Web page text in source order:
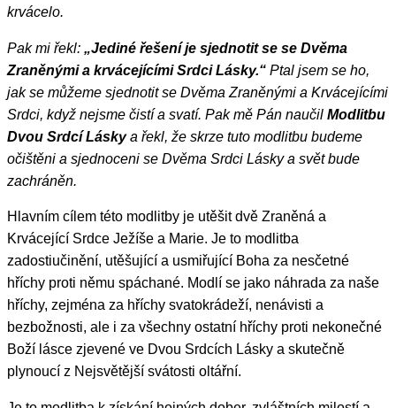
krvácelo.
Pak mi řekl: „Jediné řešení je sjednotit se se Dvěma
Zraněnými a krvácejícími Srdci Lásky.“ Ptal jsem se ho,
jak se můžeme sjednotit se Dvěma Zraněnými a Krvácejícími
Srdci, když nejsme čistí a svatí. Pak mě Pán naučil Modlitbu
Dvou Srdcí Láskya řekl, že skrze tuto modlitbu budeme
očištěni a sjednoceni se Dvěma Srdci Lásky a svět bude
zachráněn.
Hlavním cílem této modlitby je utěšit dvě Zraněná a
Krvácející Srdce Ježíše a Marie. Je to modlitba
zadostiučinění, utěšující a usmiřující Boha za nesčetné
hříchy proti němu spáchané. Modlí se jako náhrada za naše
hříchy, zejména za hříchy svatokrádeží, nenávisti a
bezbožnosti, ale i za všechny ostatní hříchy proti nekonečné
Boží lásce zjevené ve Dvou Srdcích Lásky a skutečně
plynoucí z Nejsvětější svátosti oltářní.